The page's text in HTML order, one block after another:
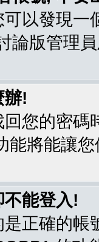
可以發現一
論版管理
辦!
您的密
能將能讓
能登入!
正確的